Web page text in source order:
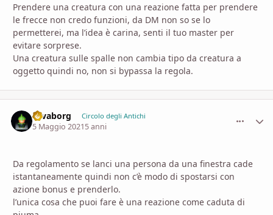
Prendere una creatura con una reazione fatta per prendere
le frecce non credo funzioni, da DM non so se lo
permetterei, ma l’idea è carina, senti il tuo master per
evitare sorprese.
Una creatura sulle spalle non cambia tipo da creatura a
oggetto quindi no, non si bypassa la regola.
savaborg Circolo degli Antichi
5 Maggio 20215 anni
Da regolamento se lanci una persona da una finestra cade
istantaneamente quindi non c’è modo di spostarsi con
azione bonus e prenderlo.
l’unica cosa che puoi fare è una reazione come caduta di